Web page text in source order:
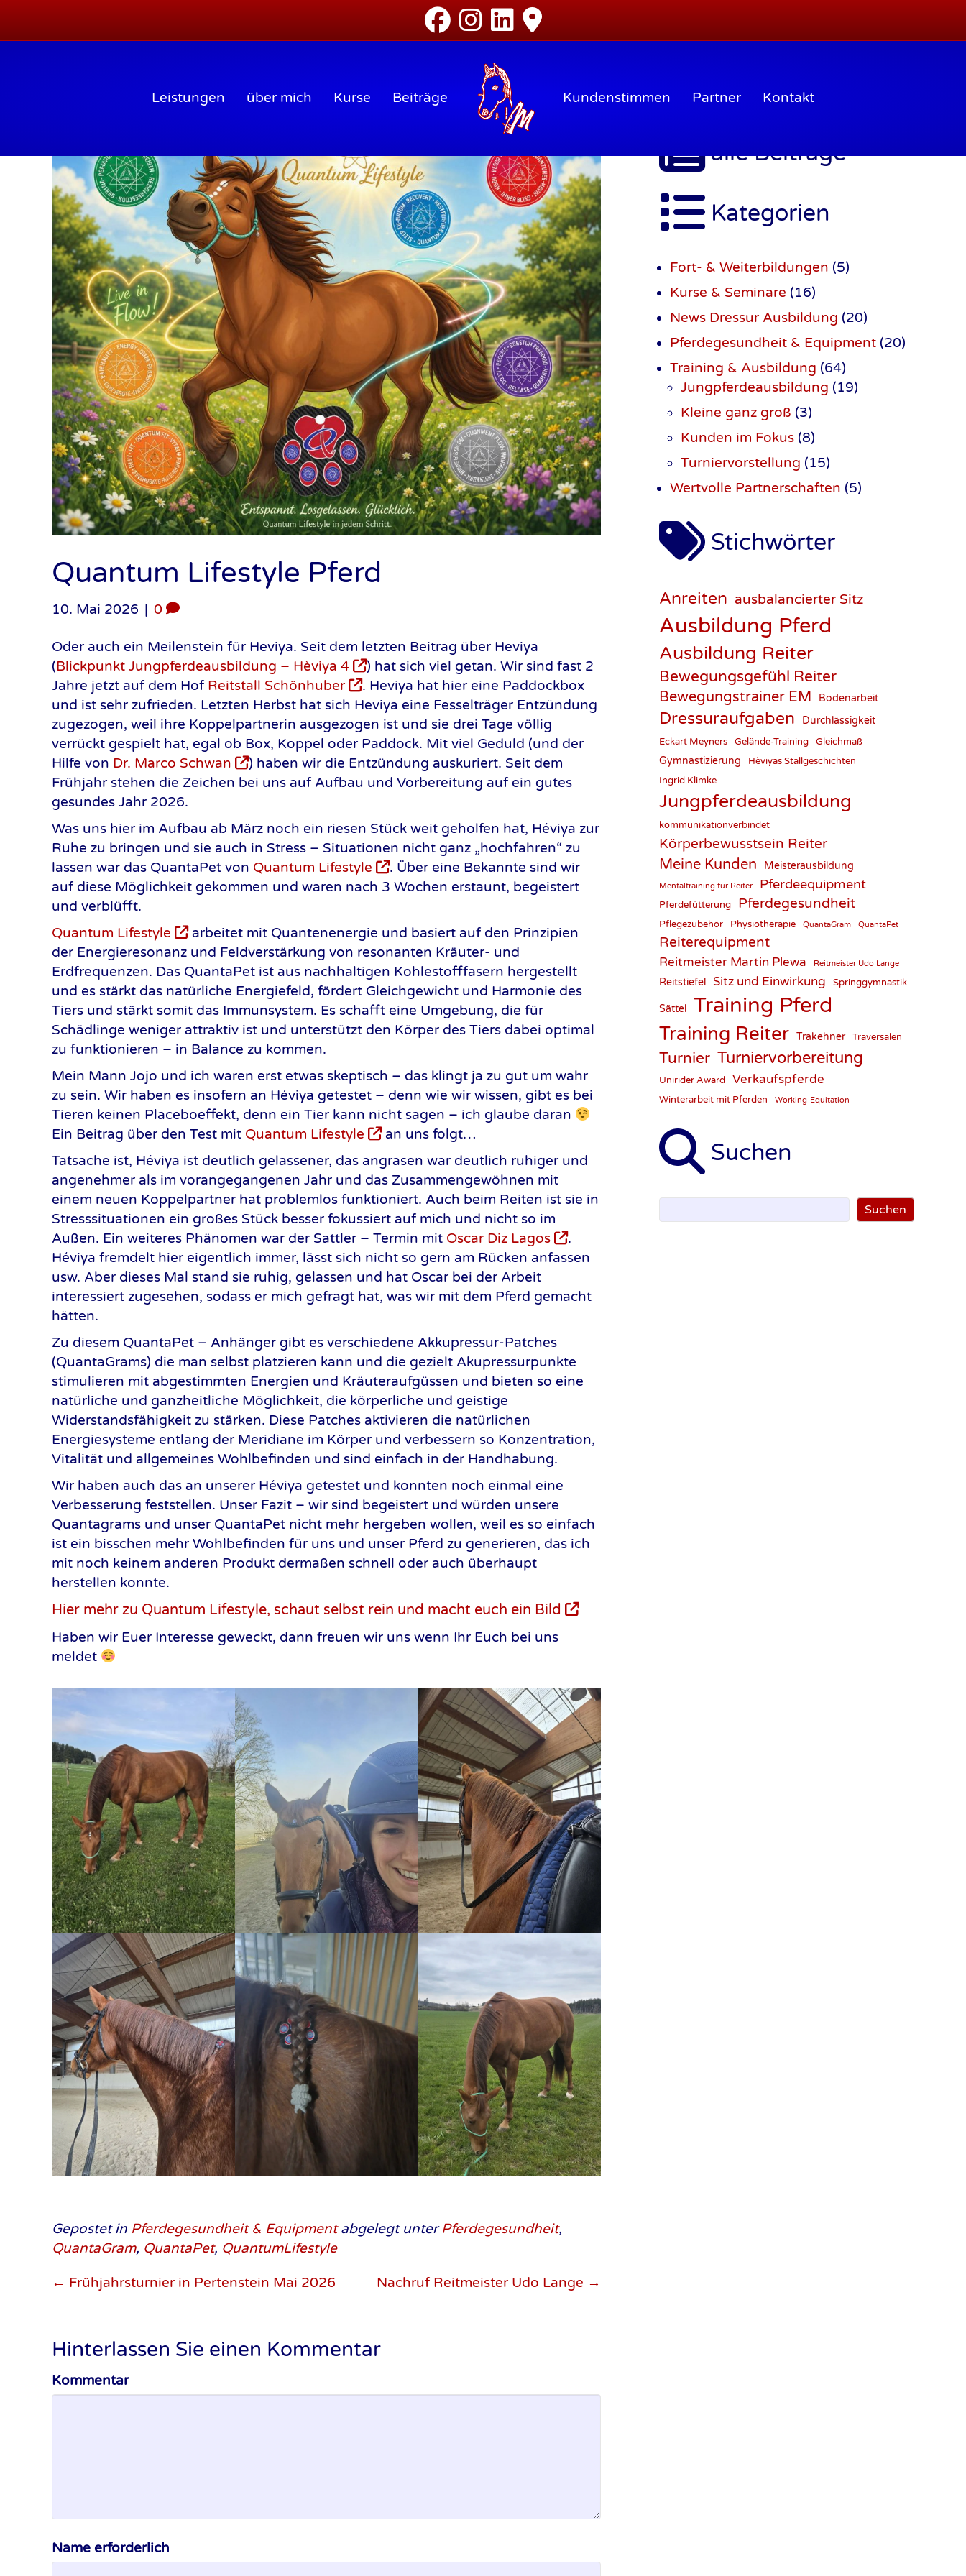
Leistungen über mich Kurse Beiträge Kundenstimmen Partner Kontakt
Quantum Lifestyle Pferd
10. Mai 2026 | 0
Oder auch ein Meilenstein für Heviya. Seit dem letzten Beitrag über Heviya
(Blickpunkt Jungpferdeausbildung – Hèviya 4
) hat sich viel getan. Wir sind fast 2
Jahre jetzt auf dem Hof Reitstall Schönhuber
. Heviya hat hier eine Paddockbox
und ist sehr zufrieden. Letzten Herbst hat sich Heviya eine Fesselträger Entzündung
zugezogen, weil ihre Koppelpartnerin ausgezogen ist und sie drei Tage völlig
verrückt gespielt hat, egal ob Box, Koppel oder Paddock. Mit viel Geduld (und der
Hilfe von Dr. Marco Schwan
) haben wir die Entzündung auskuriert. Seit dem
Frühjahr stehen die Zeichen bei uns auf Aufbau und Vorbereitung auf ein gutes
gesundes Jahr 2026.
Was uns hier im Aufbau ab März noch ein riesen Stück weit geholfen hat, Héviya zur
Ruhe zu bringen und sie auch in Stress – Situationen nicht ganz „hochfahren“ zu
lassen war das QuantaPet von Quantum Lifestyle
. Über eine Bekannte sind wir
auf diese Möglichkeit gekommen und waren nach 3 Wochen erstaunt, begeistert
und verblüfft.
Quantum Lifestyle
arbeitet mit Quantenenergie und basiert auf den Prinzipien
der Energieresonanz und Feldverstärkung von resonanten Kräuter- und
Erdfrequenzen. Das QuantaPet ist aus nachhaltigen Kohlestofffasern hergestellt
und es stärkt das natürliche Energiefeld, fördert Gleichgewicht und Harmonie des
Tiers und stärkt somit das Immunsystem. Es schafft eine Umgebung, die für
Schädlinge weniger attraktiv ist und unterstützt den Körper des Tiers dabei optimal
zu funktionieren – in Balance zu kommen.
Mein Mann Jojo und ich waren erst etwas skeptisch – das klingt ja zu gut um wahr
zu sein. Wir haben es insofern an Héviya getestet – denn wie wir wissen, gibt es bei
Tieren keinen Placeboeffekt, denn ein Tier kann nicht sagen – ich glaube daran
Ein Beitrag über den Test mit Quantum Lifestyle
an uns folgt…
Tatsache ist, Héviya ist deutlich gelassener, das angrasen war deutlich ruhiger und
angenehmer als im vorangegangenen Jahr und das Zusammengewöhnen mit
einem neuen Koppelpartner hat problemlos funktioniert. Auch beim Reiten ist sie in
Stresssituationen ein großes Stück besser fokussiert auf mich und nicht so im
Außen. Ein weiteres Phänomen war der Sattler – Termin mit Oscar Diz Lagos
.
Héviya fremdelt hier eigentlich immer, lässt sich nicht so gern am Rücken anfassen
usw. Aber dieses Mal stand sie ruhig, gelassen und hat Oscar bei der Arbeit
interessiert zugesehen, sodass er mich gefragt hat, was wir mit dem Pferd gemacht
hätten.
Zu diesem QuantaPet – Anhänger gibt es verschiedene Akkupressur-Patches
(QuantaGrams) die man selbst platzieren kann und die gezielt Akupressurpunkte
stimulieren mit abgestimmten Energien und Kräuteraufgüssen und bieten so eine
natürliche und ganzheitliche Möglichkeit, die körperliche und geistige
Widerstandsfähigkeit zu stärken. Diese Patches aktivieren die natürlichen
Energiesysteme entlang der Meridiane im Körper und verbessern so Konzentration,
Vitalität und allgemeines Wohlbefinden und sind einfach in der Handhabung.
Wir haben auch das an unserer Héviya getestet und konnten noch einmal eine
Verbesserung feststellen. Unser Fazit – wir sind begeistert und würden unsere
Quantagrams und unser QuantaPet nicht mehr hergeben wollen, weil es so einfach
ist ein bisschen mehr Wohlbefinden für uns und unser Pferd zu generieren, das ich
mit noch keinem anderen Produkt dermaßen schnell oder auch überhaupt
herstellen konnte.
Hier mehr zu Quantum Lifestyle, schaut selbst rein und macht euch ein Bild
Haben wir Euer Interesse geweckt, dann freuen wir uns wenn Ihr Euch bei uns
meldet
Gepostet in Pferdegesundheit & Equipmentabgelegt unterPferdegesundheit,
QuantaGram, QuantaPet, QuantumLifestyle
← Frühjahrsturnier in Pertenstein Mai 2026 Nachruf Reitmeister Udo Lange →
Hinterlassen Sie einen Kommentar
Kommentar
Name erforderlich
alle Beiträge
Kategorien
Fort- & Weiterbildungen (5)
Kurse & Seminare (16)
News Dressur Ausbildung (20)
Pferdegesundheit & Equipment (20)
Training & Ausbildung (64)
Jungpferdeausbildung (19)
Kleine ganz groß (3)
Kunden im Fokus (8)
Turniervorstellung (15)
Wertvolle Partner­schaften (5)
Stichwörter
Anreiten ausbalancierter Sitz
Ausbildung Pferd
Ausbildung Reiter
Bewegungsgefühl Reiter
Bewegungstrainer EM Bodenarbeit
Dressuraufgaben Durchlässigkeit
Eckart Meyners Gelände-Training Gleichmaß
Gymnastizierung
Hèviyas Stallgeschichten
Ingrid Klimke
Jungpferdeausbildung
kommunikationverbindet
Körperbewusstsein Reiter
Meine Kunden Meisterausbildung
Mentaltraining für Reiter Pferdeequipment
Pferdefütterung Pferdegesundheit
Pflegezubehör Physiotherapie QuantaGram QuantaPet
Reiterequipment
Reitmeister Martin Plewa Reitmeister Udo Lange
Reitstiefel Sitz und Einwirkung Springgymnastik
Sättel Training Pferd
Training Reiter Trakehner Traversalen
Turnier Turniervorbereitung
Unirider Award Verkaufspferde
Winterarbeit mit Pferden Working-Equitation
Suchen
Suchen